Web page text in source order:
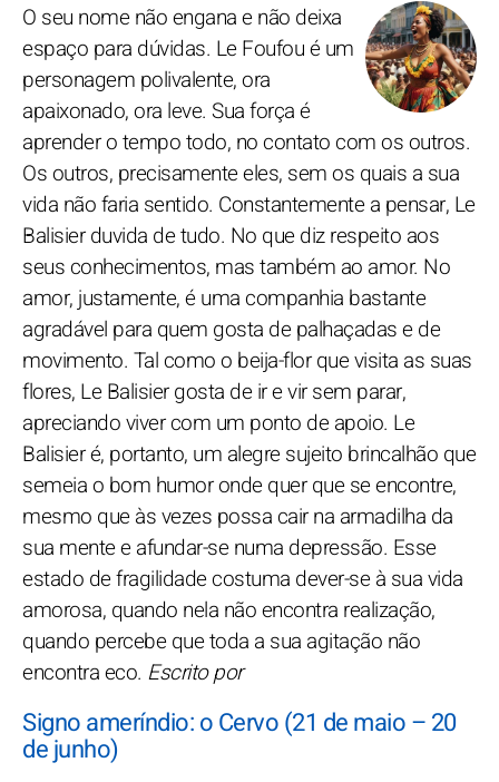
O seu nome não engana e não deixa
espaço para dúvidas. Le Foufou é um
personagem polivalente, ora
apaixonado, ora leve. Sua força é
aprender o tempo todo, no contato com os outros.
Os outros, precisamente eles, sem os quais a sua
vida não faria sentido. Constantemente a pensar, Le
Balisier duvida de tudo. No que diz respeito aos
seus conhecimentos, mas também ao amor. No
amor, justamente, é uma companhia bastante
agradável para quem gosta de palhaçadas e de
movimento. Tal como o beija-flor que visita as suas
flores, Le Balisier gosta de ir e vir sem parar,
apreciando viver com um ponto de apoio. Le
Balisier é, portanto, um alegre sujeito brincalhão que
semeia o bom humor onde quer que se encontre,
mesmo que às vezes possa cair na armadilha da
sua mente e afundar-se numa depressão. Esse
estado de fragilidade costuma dever-se à sua vida
amorosa, quando nela não encontra realização,
quando percebe que toda a sua agitação não
encontra eco. Escrito por
Signo ameríndio: o Cervo (21 de maio – 20
de junho)